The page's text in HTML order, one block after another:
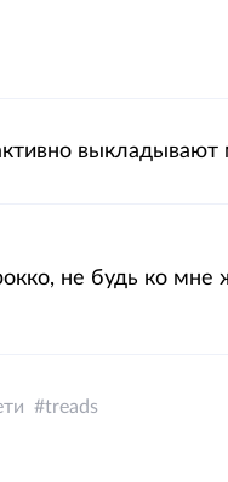
не будь ко мне
treads